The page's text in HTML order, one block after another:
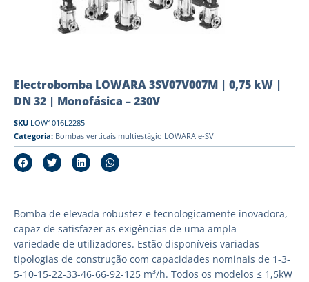
Electrobomba LOWARA 3SV07V007M | 0,75 kW |
DN 32 | Monofásica – 230V
SKU LOW1016L2285
Categoria: Bombas verticais multiestágio LOWARA e-SV
Bomba de elevada robustez e tecnologicamente inovadora,
capaz de satisfazer as exigências de uma ampla
variedade de utilizadores. Estão disponíveis variadas
tipologias de construção com capacidades nominais de 1-3-
5-10-15-22-33-46-66-92-125 m³/h. Todos os modelos ≤ 1,5kW